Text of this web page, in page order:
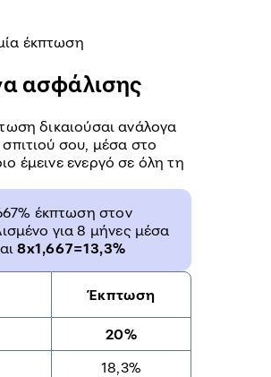
έκπτωση
ασφάλισης
δικαιούσαι ανάλογα
σου, μέσα στο
έμεινε ενεργό σε όλη τη
έκπτωση στον
για 8 μήνες μέσα
8x1,667=13,3%
Έκπτωση
20%
18,3%